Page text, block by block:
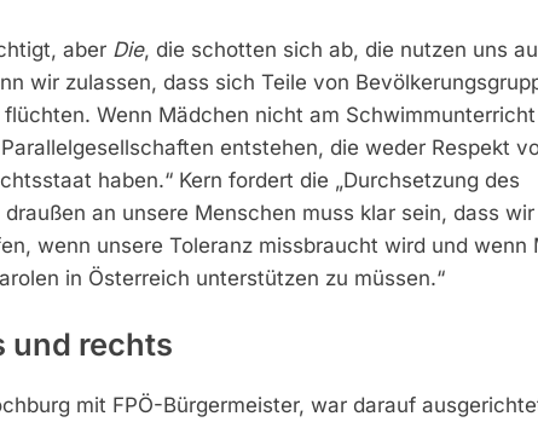
aber Die, die schotten sich ab, die nutzen uns
wir zulassen, dass sich Teile von
Wenn Mädchen nicht am Schwimmunterricht
entstehen, die weder Respekt
haben.“ Kern fordert die „Durchsetzung des
an unsere Menschen muss klar sein, dass
wenn unsere Toleranz missbraucht wird und wenn
in Österreich unterstützen zu müssen.“
und rechts
mit FPÖ-Bürgermeister, war darauf